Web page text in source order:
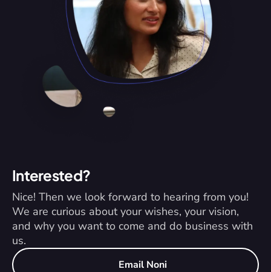
Interested?
Nice! Then we look forward to hearing from you!
We are curious about your wishes, your vision,
and why you want to come and do business with
us.
Email Noni